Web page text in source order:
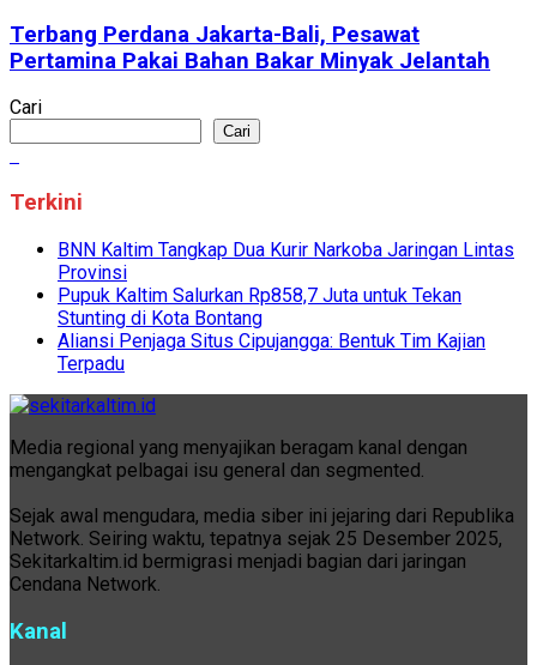
Terbang Perdana Jakarta-Bali, Pesawat
Pertamina Pakai Bahan Bakar Minyak Jelantah
Cari
Cari
Terkini
BNN Kaltim Tangkap Dua Kurir Narkoba Jaringan Lintas
Provinsi
Pupuk Kaltim Salurkan Rp858,7 Juta untuk Tekan
Stunting di Kota Bontang
Aliansi Penjaga Situs Cipujangga: Bentuk Tim Kajian
Terpadu
Media regional yang menyajikan beragam kanal dengan
mengangkat pelbagai isu general dan segmented.
Sejak awal mengudara, media siber ini jejaring dari Republika
Network. Seiring waktu, tepatnya sejak 25 Desember 2025,
Sekitarkaltim.id bermigrasi menjadi bagian dari jaringan
Cendana Network.
Kanal